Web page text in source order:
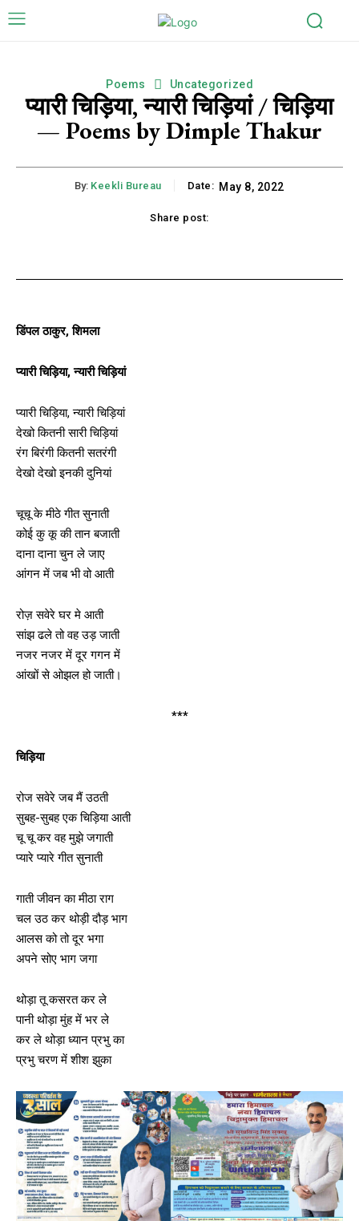
Poems Uncategorized
प्यारी चिड़िया, न्यारी चिड़ियां / चिड़िया
— Poems by Dimple Thakur
By: Keekli Bureau Date: May 8, 2022
Share post:
डिंपल ठाकुर, शिमला
प्यारी चिड़िया, न्यारी चिड़ियां
प्यारी चिड़िया, न्यारी चिड़ियां
देखो कितनी सारी चिड़ियां
रंग बिरंगी कितनी सतरंगी
देखो देखो इनकी दुनियां
चूचू के मीठे गीत सुनाती
कोई कु कू की तान बजाती
दाना दाना चुन ले जाए
आंगन में जब भी वो आती
रोज़ सवेरे घर मे आती
सांझ ढले तो वह उड़ जाती
नजर नजर में दूर गगन में
आंखों से ओझल हो जाती।
***
चिड़िया
रोज सवेरे जब मैं उठती
सुबह-सुबह एक चिड़िया आती
चू चू कर वह मुझे जगाती
प्यारे प्यारे गीत सुनाती
गाती जीवन का मीठा राग
चल उठ कर थोड़ी दौड़ भाग
आलस को तो दूर भगा
अपने सोए भाग जगा
थोड़ा तू कसरत कर ले
पानी थोड़ा मुंह में भर ले
कर ले थोड़ा ध्यान प्रभु का
प्रभु चरण में शीश झुका